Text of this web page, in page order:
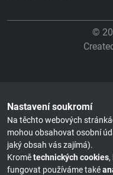
©
Nastavení soukromí
Na těchto webových
mohou obsahovat osobní
jaký obsah vás zajímá).
Kromětechnických cookies,
fungovat používáme také